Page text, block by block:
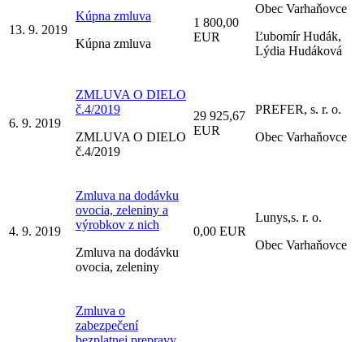
13. 9. 2019
Kúpna zmluva
Kúpna zmluva
1 800,00
EUR
Obec Varhaňovce
Ľubomír Hudák,
Lýdia Hudáková
6. 9. 2019
ZMLUVA O DIELO
č.4/2019
ZMLUVA O DIELO
č.4/2019
29 925,67
EUR
PREFER, s. r. o.
Obec Varhaňovce
4. 9. 2019
Zmluva na dodávku
ovocia, zeleniny a
výrobkov z nich
Zmluva na dodávku
ovocia, zeleniny
0,00 EUR
Lunys,s. r. o.
Obec Varhaňovce
Zmluva o
zabezpečení